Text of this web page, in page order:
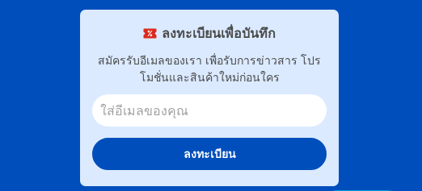
ลงทะเบียนเพื่อบันทึก
สมัครรับอีเมลของเรา เพื่อรับการข่าวสาร โปร
โมชั่นและสินค้าใหม่ก่อนใคร
ลงทะเบียน